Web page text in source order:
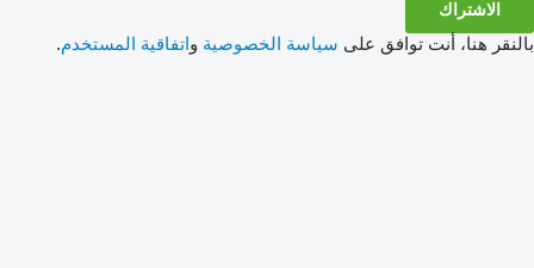
الاشتراك
بالنقر هنا، أنت توافق على سياسة الخصوصية واتفاقية المستخدم.